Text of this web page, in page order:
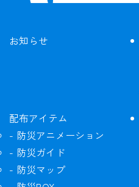
お知らせ
配布アイテム
防災アニメーション
防災ガイド
防災マップ